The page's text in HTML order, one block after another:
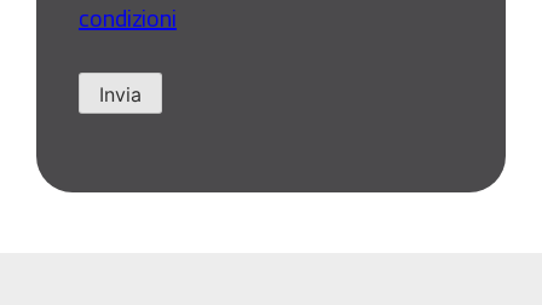
condizioni